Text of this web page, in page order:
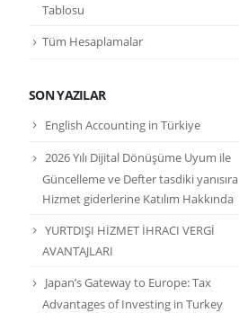
Tablosu
Tüm Hesaplamalar
SON YAZILAR
English Accounting in Türkiye
2026 Yılı Dijital Dönüşüme Uyum ile
Güncelleme ve Defter tasdiki yanısıra
Hizmet giderlerine Katılım Hakkında
YURTDIŞI HİZMET İHRACI VERGİ
AVANTAJLARI
Japan’s Gateway to Europe: Tax
Advantages of Investing in Turkey